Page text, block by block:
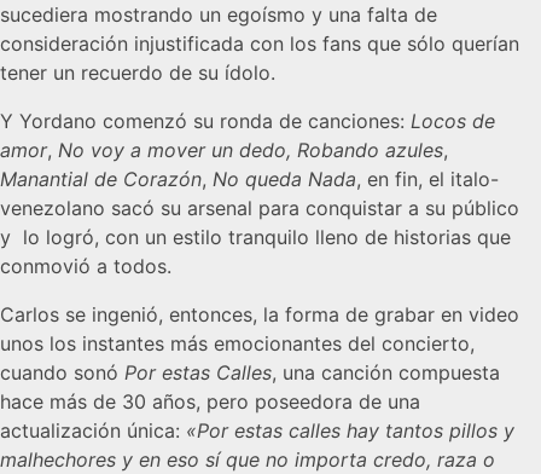
sucediera mostrando un egoísmo y una falta de
consideración injustificada con los fans que sólo querían
tener un recuerdo de su ídolo.
Y Yordano comenzó su ronda de canciones: Locos de
amor, No voy a mover un dedo, Robando azules,
Manantial de Corazón, No queda Nada, en fin, el italo-
venezolano sacó su arsenal para conquistar a su público
y lo logró, con un estilo tranquilo lleno de historias que
conmovió a todos.
Carlos se ingenió, entonces, la forma de grabar en video
unos los instantes más emocionantes del concierto,
cuando sonó Por estas Calles, una canción compuesta
hace más de 30 años, pero poseedora de una
actualización única: «Por estas calles hay tantos pillos y
malhechores y en eso sí que no importa credo, raza o